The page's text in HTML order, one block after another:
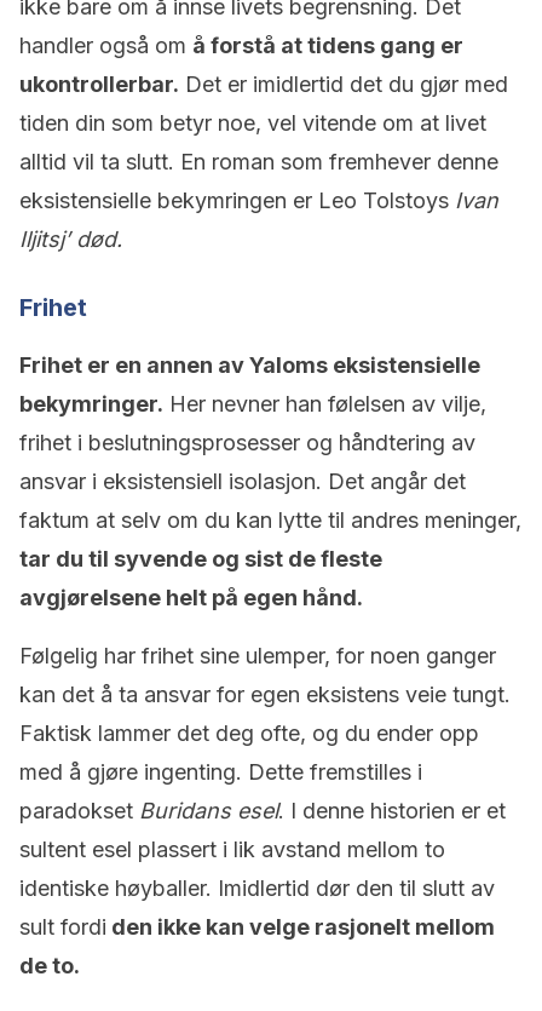
ikke bare om å innse livets begrensning. Det
handler også om å forstå at tidens gang er
ukontrollerbar. Det er imidlertid det du gjør med
tiden din som betyr noe, vel vitende om at livet
alltid vil ta slutt. En roman som fremhever denne
eksistensielle bekymringen er Leo Tolstoys Ivan
Iljitsj’ død.
Frihet
Frihet er en annen av Yaloms eksistensielle
bekymringer. Her nevner han følelsen av vilje,
frihet i beslutningsprosesser og håndtering av
ansvar i eksistensiell isolasjon. Det angår det
faktum at selv om du kan lytte til andres meninger,
tar du til syvende og sist de fleste
avgjørelsene helt på egen hånd.
Følgelig har frihet sine ulemper, for noen ganger
kan det å ta ansvar for egen eksistens veie tungt.
Faktisk lammer det deg ofte, og du ender opp
med å gjøre ingenting. Dette fremstilles i
paradokset Buridans esel. I denne historien er et
sultent esel plassert i lik avstand mellom to
identiske høyballer. Imidlertid dør den til slutt av
sult fordi den ikke kan velge rasjonelt mellom
de to.